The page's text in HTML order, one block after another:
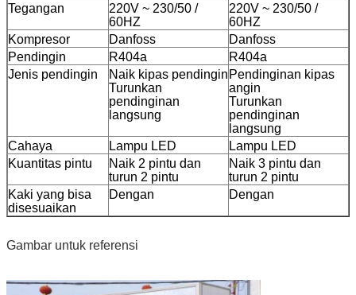
Tegangan
220V ~ 230/50 /
60HZ
220V ~ 230/50 /
60HZ
Kompresor
Danfoss
Danfoss
Pendingin
R404a
R404a
Jenis pendingin
Naik kipas pendingin
Turunkan
pendinginan
langsung
Pendinginan kipas
angin
Turunkan
pendinginan
langsung
Cahaya
Lampu LED
Lampu LED
Kuantitas pintu
Naik 2 pintu dan
turun 2 pintu
Naik 3 pintu dan
turun 2 pintu
Kaki yang bisa
disesuaikan
Dengan Dengan
Gambar untuk referensi